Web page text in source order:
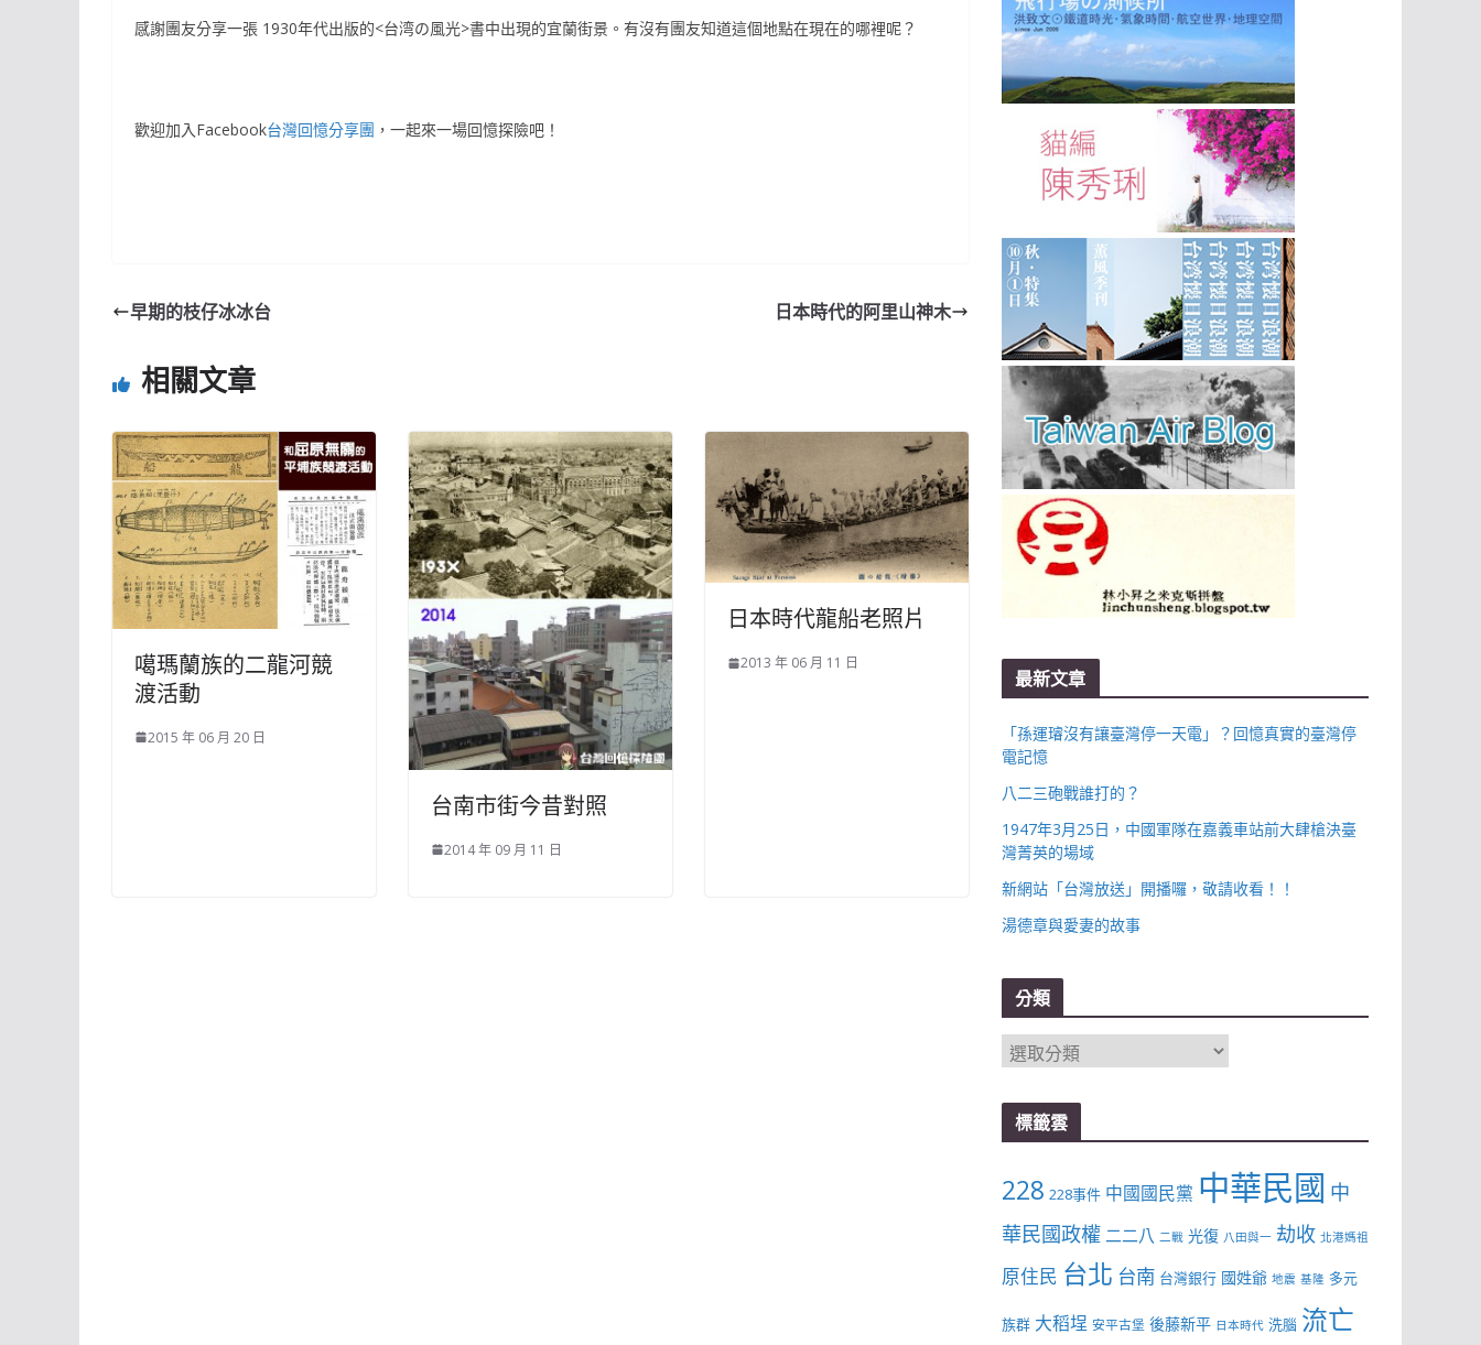
感謝團友分享一張 1930年代出版的<台湾の風光>書中出現的宜蘭街景。有沒有團友知道這個地點在現在的哪裡呢？
歡迎加入Facebook台灣回憶分享團 ，一起來一場回憶探險吧！
早期的枝仔冰冰台 日本時代的阿里山神木
相關文章
噶瑪蘭族的二龍河競
渡活動
2015 年 06 月 20 日
台南市街今昔對照
2014 年 09 月 11 日
日本時代龍船老照片
2013 年 06 月 11 日
最新文章
「孫運璿沒有讓臺灣停一天電」？回憶真實的臺灣停
電記憶
八二三砲戰誰打的？
1947年3月25日，中國軍隊在嘉義車站前大肆槍決臺
灣菁英的場域
新網站「台灣放送」開播囉，敬請收看！！
湯德章與愛妻的故事
分類
分
類
標籤雲
228 228事件 中國國民黨 中華民國 中
華民國政權 二二八 二戰 光復 八田與一 劫收 北港媽祖
原住民 台北 台南 台灣銀行 國姓爺 地震 基隆 多元
族群 大稻埕 安平古堡 後藤新平 日本時代 洗腦 流亡